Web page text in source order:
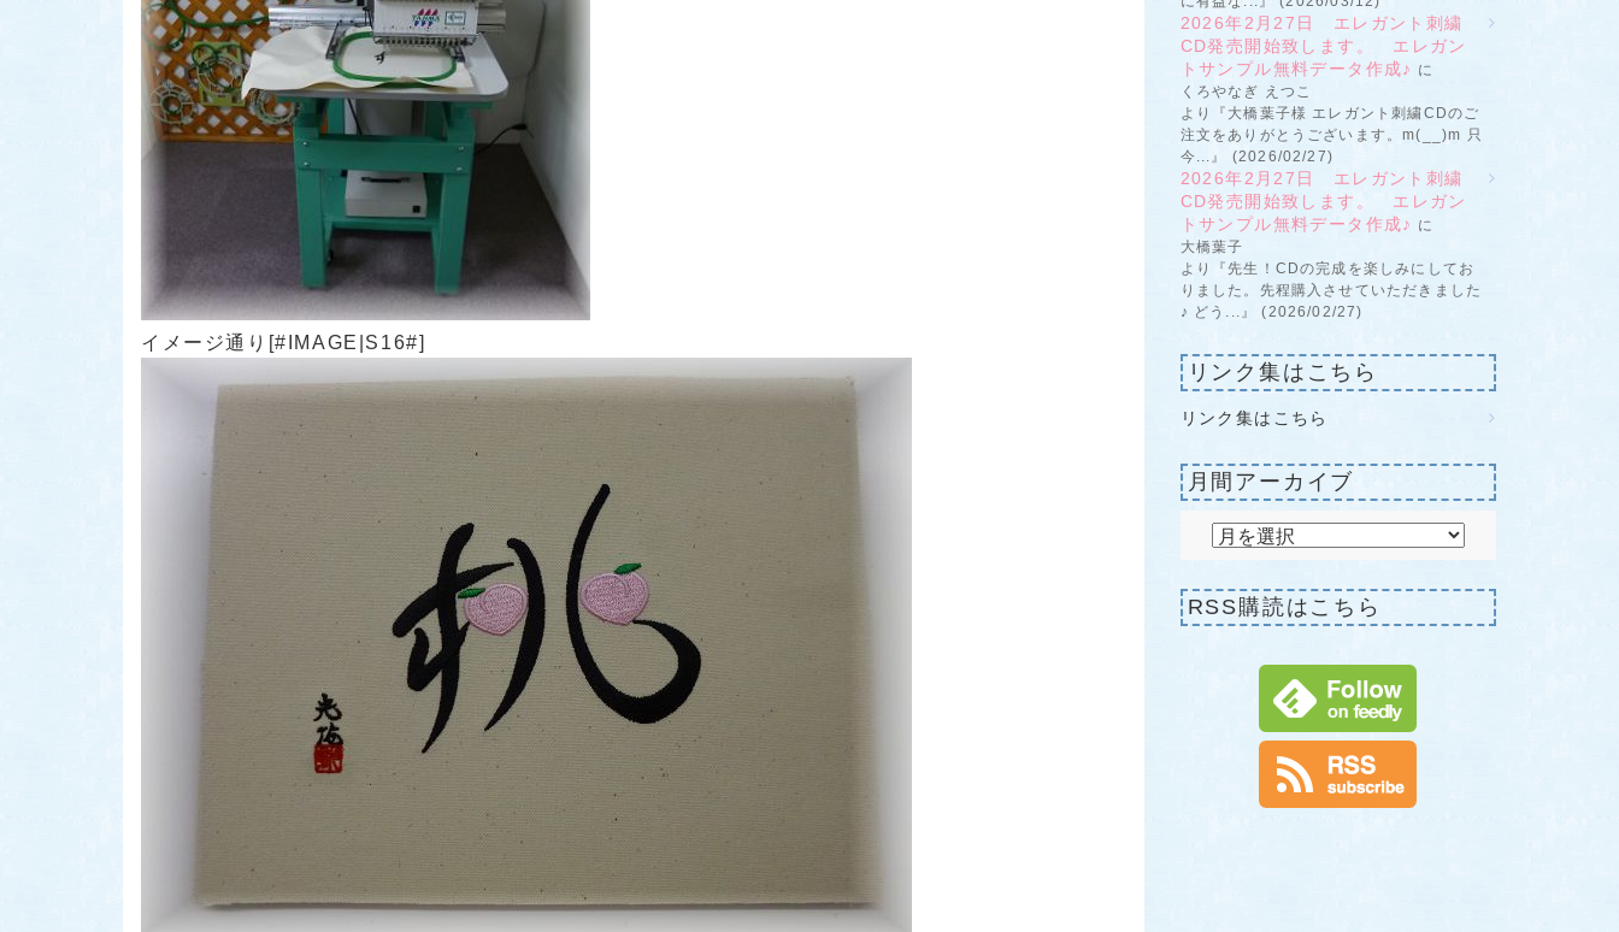
イメージ通り[#IMAGE|S16#]
2026年2月27日 エレガント刺繍
CD発売開始致します。 エレガン
トサンプル無料データ作成♪ に
くろやなぎ えつこ
より『大橋葉子様 エレガント刺繍CDのご
注文をありがとうございます。m(__)m 只
今...』 (2026/02/27)
2026年2月27日 エレガント刺繍
CD発売開始致します。 エレガン
トサンプル無料データ作成♪ に
大橋葉子
より『先生！CDの完成を楽しみにしてお
りました。先程購入させていただきました
♪ どう...』 (2026/02/27)
リンク集はこちら
リンク集はこちら
月間アーカイブ
RSS購読はこちら